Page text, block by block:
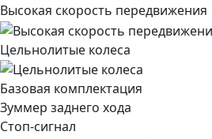
Высокая скорость передвижения
Цельнолитые колеса
Базовая комплектация
Зуммер заднего хода
Стоп-сигнал